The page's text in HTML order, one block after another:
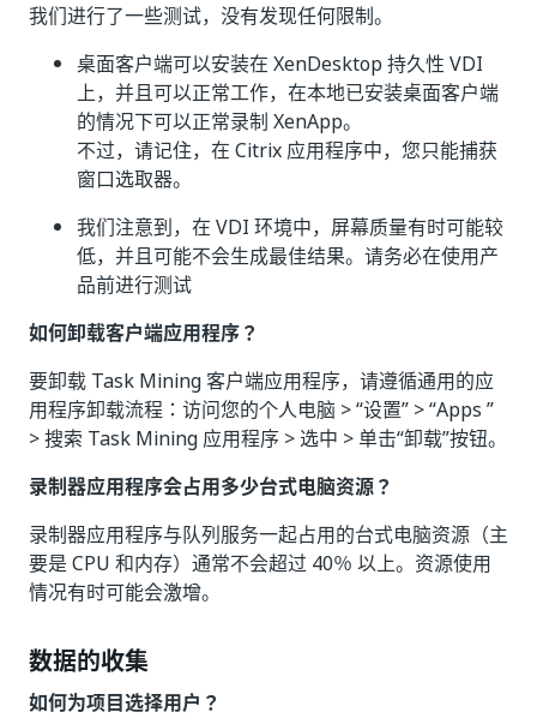
我们进行了一些测试，没有发现任何限制。
桌面客户端可以安装在 XenDesktop 持久性 VDI
上，并且可以正常工作，在本地已安装桌面客户端
的情况下可以正常录制 XenApp。
不过，请记住，在 Citrix 应用程序中，您只能捕获
窗口选取器。
我们注意到，在 VDI 环境中，屏幕质量有时可能较
低，并且可能不会生成最佳结果。请务必在使用产
品前进行测试
如何卸载客户端应用程序？
要卸载 Task Mining 客户端应用程序，请遵循通用的应
用程序卸载流程：访问您的个人电脑 > “设置” > “Apps ”
> 搜索 Task Mining 应用程序 > 选中 > 单击“卸载”按钮。
录制器应用程序会占用多少台式电脑资源？
录制器应用程序与队列服务一起占用的台式电脑资源（主
要是 CPU 和内存）通常不会超过 40％ 以上。资源使用
情况有时可能会激增。
数据的收集
如何为项目选择用户？